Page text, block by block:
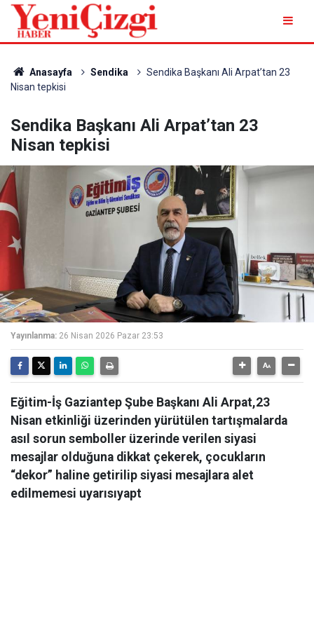
Anasayfa Sendika
Sendika Başkanı Ali Arpat’tan 23
Nisan tepkisi
Sendika Başkanı Ali Arpat’tan 23
Nisan tepkisi
Yayınlanma: 26 Nisan 2026 Pazar 23:53
Eğitim-İş Gaziantep Şube Başkanı Ali Arpat,23
Nisan etkinliği üzerinden yürütülen tartışmalarda
asıl sorun semboller üzerinde verilen siyasi
mesajlar olduğuna dikkat çekerek, çocukların
“dekor” haline getirilip siyasi mesajlara alet
edilmemesi uyarısıyapt